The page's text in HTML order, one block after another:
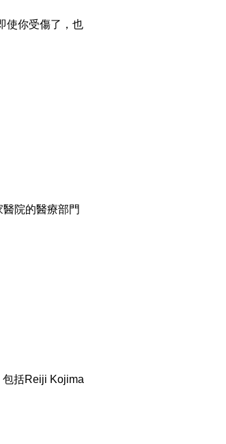
使你受傷了，也
院的醫療部門
包括Reiji Kojima